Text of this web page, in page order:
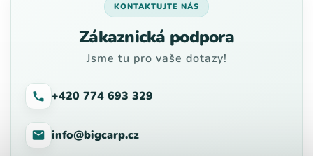
KONTAKTUJTE NÁS
Zákaznická podpora
Jsme tu pro vaše dotazy!
+420 774 693 329
info@bigcarp.cz